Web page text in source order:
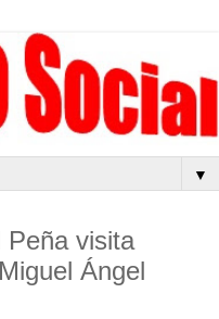
▼
Peña visita
Ángel